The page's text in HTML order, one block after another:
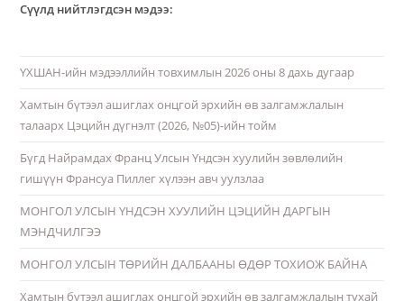
Сүүлд нийтлэгдсэн мэдээ:
ҮХШАН-ийн мэдээллийн товхимлын 2026 оны 8 дахь дугаар
Хамтын бүтээл ашиглах онцгой эрхийн өв залгамжлалын
талаарх Цэцийн дүгнэлт (2026, №05)-ийн тойм
Бүгд Найрамдах Франц Улсын Үндсэн хуулийн зөвлөлийн
гишүүн Франсуа Пиллег хүлээн авч уулзлаа
МОНГОЛ УЛСЫН ҮНДСЭН ХУУЛИЙН ЦЭЦИЙН ДАРГЫН
МЭНДЧИЛГЭЭ
МОНГОЛ УЛСЫН ТӨРИЙН ДАЛБААНЫ ӨДӨР ТОХИОЖ БАЙНА
Хамтын бүтээл ашиглах онцгой эрхийн өв залгамжлалын тухай